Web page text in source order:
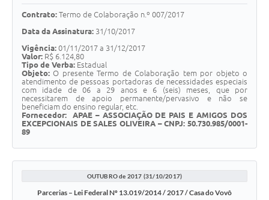
Contrato: Termo de Colaboração n.º 007/2017
Data da Assinatura: 31/10/2017
Vigência: 01/11/2017 a 31/12/2017
Valor: R$ 6.124,80
Tipo de Verba: Estadual
Objeto: O presente Termo de Colaboração tem por objeto o
atendimento de pessoas portadoras de necessidades especiais
com idade de 06 a 29 anos e 6 (seis) meses, que por
necessitarem de apoio permanente/pervasivo e não se
beneficiam do ensino regular, etc.
Fornecedor:
APAE – ASSOCIAÇÃO DE PAIS E AMIGOS DOS
EXCEPCIONAIS DE SALES OLIVEIRA –CNPJ: 50.730.985/0001-
89
OUTUBRO de 2017 (31/10/2017)
Parcerias – Lei Federal Nº 13.019/2014 / 2017 / Casa do Vovô